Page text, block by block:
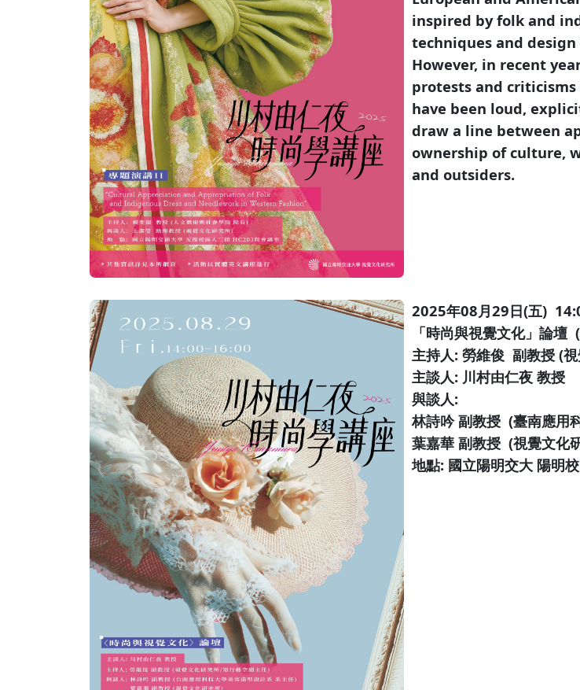
inspired by folk and
techniques and
However, in recent
protests and
have been loud,
draw a line between
ownership of culture,
and outsiders.
2025年08月29日(五)
「時尚與視覺文化」論
主持人: 勞維俊 副教授 (
主談人: 川村由仁夜 教授
與談人:
林詩吟 副教授 (臺南應用
葉嘉華 副教授 (視覺文化
地點: 國立陽明交大 陽明